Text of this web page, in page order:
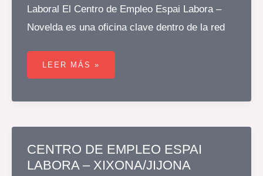
Laboral El Centro de Empleo Espai Labora –
Novelda es una oficina clave dentro de la red
DE
EMPLEO
ESPAI
NOVELDA
LEER MÁS »
CENTRO DE EMPLEO ESPAI
LABORA – XIXONA/JIJONA